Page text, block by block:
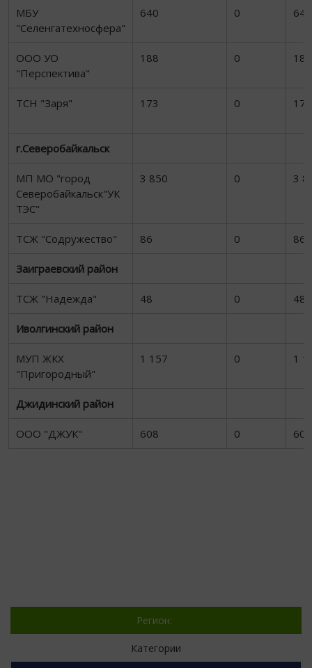
МБУ
"Селенгатехносфера"
640 0 640
ООО УО
"Перспектива"
188 0 188
ТСН "Заря" 173 0 173
г.Северобайкальск
МП МО "город
Северобайкальск"УК
ТЭС"
3 850 0 3
ТСЖ "Содружество" 86 0 86
Заиграевский район
ТСЖ "Надежда" 48 0 48
Иволгинский район
МУП ЖКХ
"Пригородный"
1 157 0 1
Джидинский район
ООО "ДЖУК" 608 0 608
Регион:
Категории